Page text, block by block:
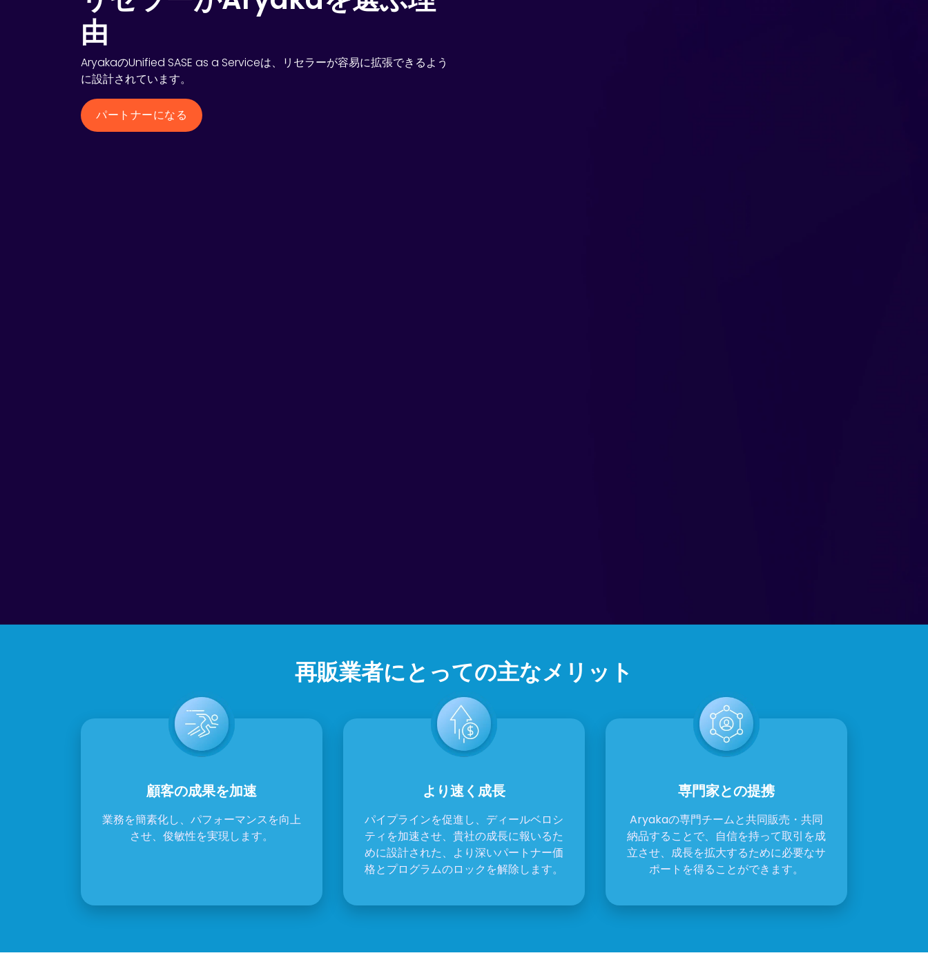
由
AryakaのUnified SASE as a Serviceは、リセラーが容易に拡張できるよう
に設計されています。
パートナーになる
再販業者にとっての主なメリット
顧客の成果を加速
業務を簡素化し、パフォーマンスを向上
させ、俊敏性を実現します。
より速く成長
パイプラインを促進し、ディールベロシ
ティを加速させ、貴社の成長に報いるた
めに設計された、より深いパートナー価
格とプログラムのロックを解除します。
専門家との提携
Aryakaの専門チームと共同販売・共同
納品することで、自信を持って取引を成
立させ、成長を拡大するために必要なサ
ポートを得ることができます。